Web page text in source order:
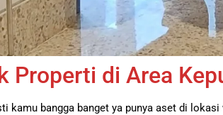
Properti di Area
kamu bangga banget ya punya aset di